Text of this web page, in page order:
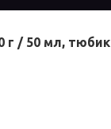
г / 50 мл, тюбик